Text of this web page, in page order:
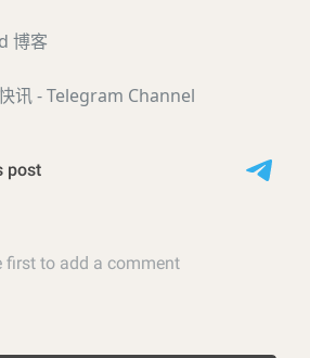
博客
讯 - Telegram Channel